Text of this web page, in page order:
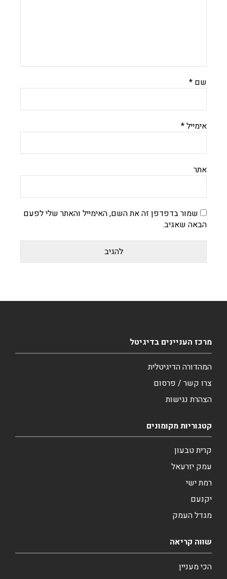
שם *
אימייל*
אתר
שמור בדפדפן זה את השם, האימייל והאתר שלי לפעם
הבאה שאגיב.
מרכז העניינים בדיגיטל
המהדורה הדיגיטלית
צרו קשר / פרסום
הצהרת נגישות
קטגוריות מקומונים
קרית טבעון
עמק יזרעאל
רמת ישי
יקנעם
מגדל העמק
שווה קריאה
הכי מעניין